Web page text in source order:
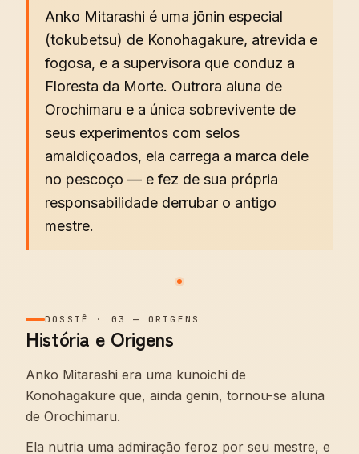
Anko Mitarashi é uma jōnin especial
(tokubetsu) de Konohagakure, atrevida e
fogosa, e a supervisora que conduz a
Floresta da Morte. Outrora aluna de
Orochimaru e a única sobrevivente de
seus experimentos com selos
amaldiçoados, ela carrega a marca dele
no pescoço — e fez de sua própria
responsabilidade derrubar o antigo
mestre.
DOSSIÊ · 03 — ORIGENS
História e Origens
Anko Mitarashi era uma kunoichi de
Konohagakure que, ainda genin, tornou-se aluna
de Orochimaru.
Ela nutria uma admiração feroz por seu mestre, e